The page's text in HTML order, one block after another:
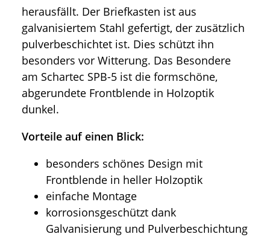
herausfällt. Der Briefkasten ist aus
galvanisiertem Stahl gefertigt, der zusätzlich
pulverbeschichtet ist. Dies schützt ihn
besonders vor Witterung. Das Besondere
am Schartec SPB-5 ist die formschöne,
abgerundete Frontblende in Holzoptik
dunkel.
Vorteile auf einen Blick:
besonders schönes Design mit
Frontblende in heller Holzoptik
einfache Montage
korrosionsgeschützt dank
Galvanisierung und Pulverbeschichtung